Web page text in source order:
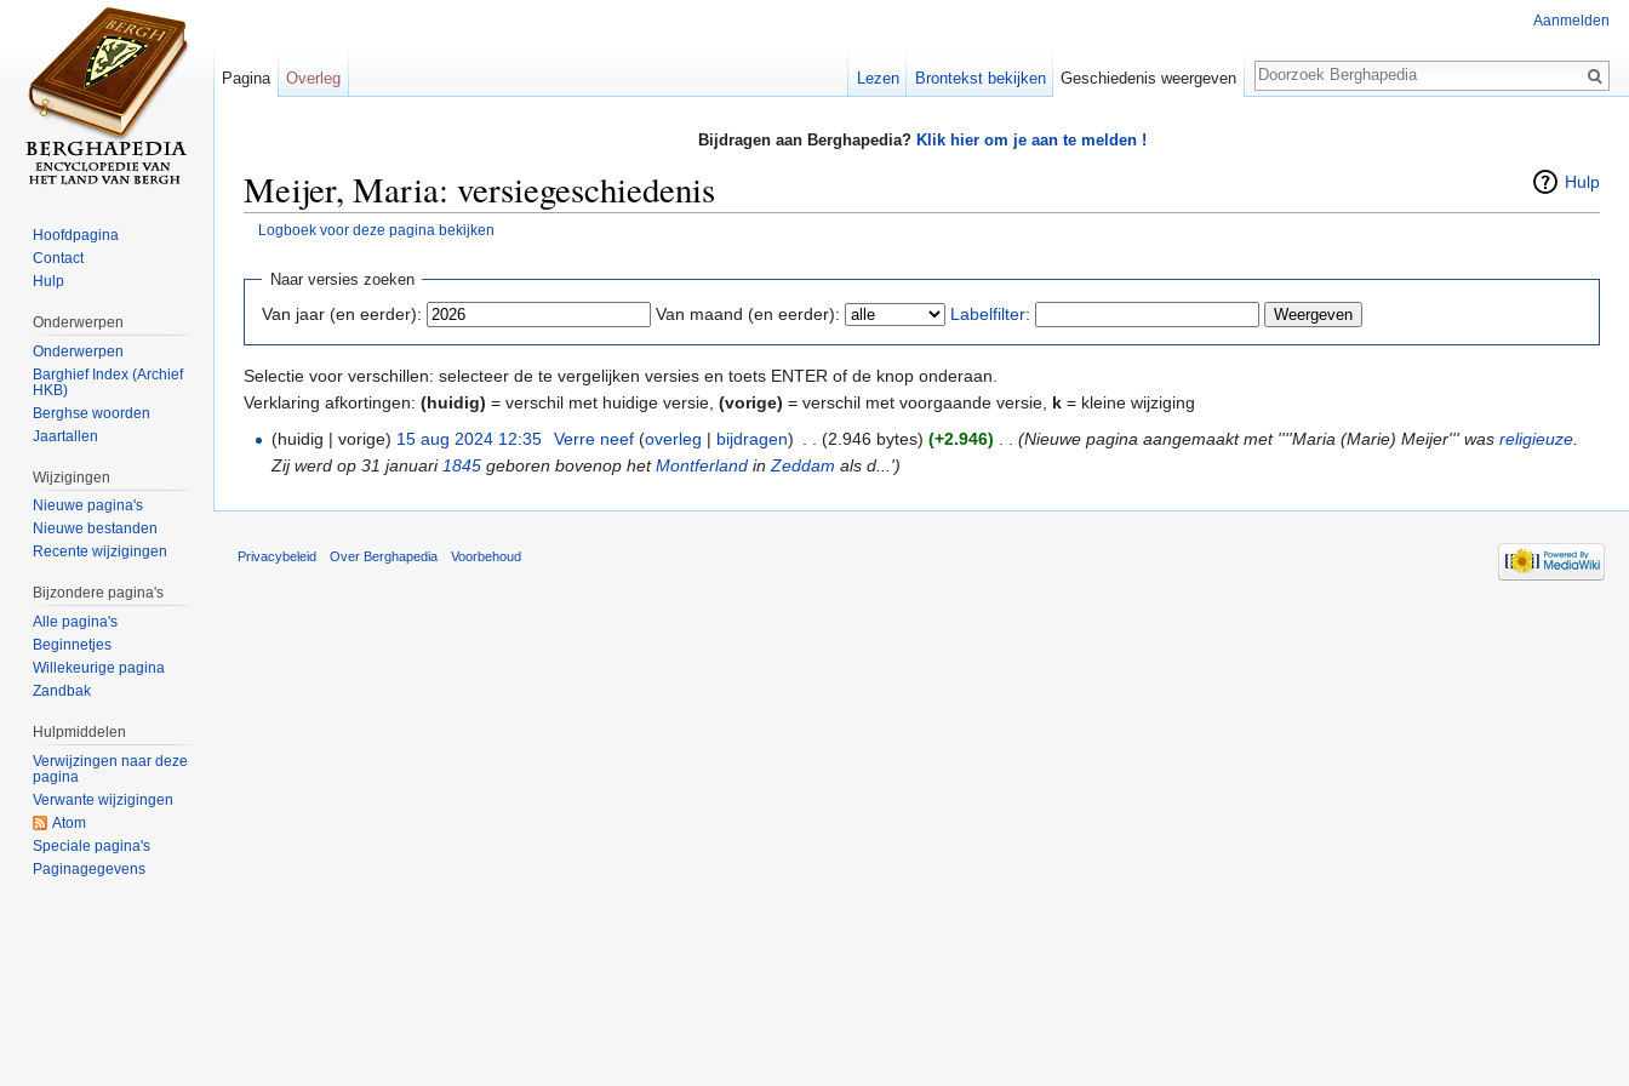
Bijdragen aan Berghapedia? Klik hier om je aan te melden !
Hulp
Meijer, Maria: versiegeschiedenis
Logboek voor deze pagina bekijken
Naar versies zoeken
Van jaar (en eerder): Van maand (en eerder): Labelfilter:
Selectie voor verschillen: selecteer de te vergelijken versies en toets ENTER of de knop onderaan.
Verklaring afkortingen: (huidig) = verschil met huidige versie, (vorige) = verschil met voorgaande versie, k = kleine wijziging
(huidig | vorige) 15 aug 2024 12:35 Verre neef (overleg | bijdragen) (2.946 bytes) (+2.946) (Nieuwe pagina aangemaakt met ''''Maria (Marie) Meijer''' was religieuze.
Zij werd op 31 januari 1845 geboren bovenop hetMontferland inZeddam als d...')
Aanmelden
Pagina Overleg Lezen Brontekst bekijken Geschiedenis weergeven
Zoeken
Hoofdpagina
Contact
Hulp
Onderwerpen
Onderwerpen
Barghief Index (Archief
HKB)
Berghse woorden
Jaartallen
Wijzigingen
Nieuwe pagina's
Nieuwe bestanden
Recente wijzigingen
Bijzondere pagina's
Alle pagina's
Beginnetjes
Willekeurige pagina
Zandbak
Hulpmiddelen
Verwijzingen naar deze
pagina
Verwante wijzigingen
Atom
Speciale pagina's
Paginagegevens
Privacybeleid Over Berghapedia Voorbehoud